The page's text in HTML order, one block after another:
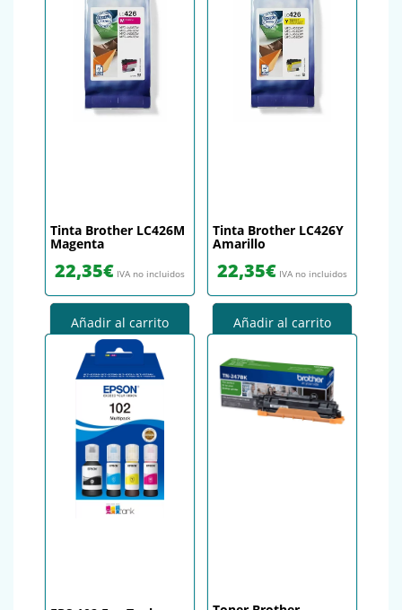
Tinta Brother LC426M
Magenta
22,35€ IVA no incluidos
Añadir al carrito
Tinta Brother LC426Y
Amarillo
22,35€ IVA no incluidos
Añadir al carrito